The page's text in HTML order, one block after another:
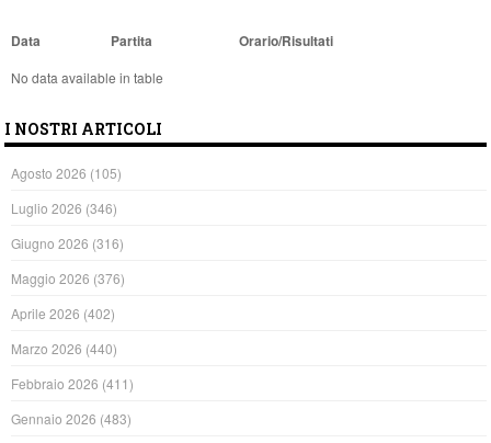
Data Partita Orario/Risultati
No data available in table
I NOSTRI ARTICOLI
Agosto 2026 (105)
Luglio 2026 (346)
Giugno 2026 (316)
Maggio 2026 (376)
Aprile 2026 (402)
Marzo 2026 (440)
Febbraio 2026 (411)
Gennaio 2026 (483)